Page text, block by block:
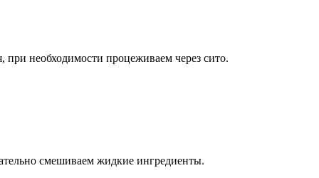
при необходимости процеживаем через сито.
смешиваем жидкие ингредиенты.